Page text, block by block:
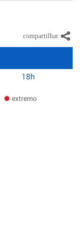
18h
extremo